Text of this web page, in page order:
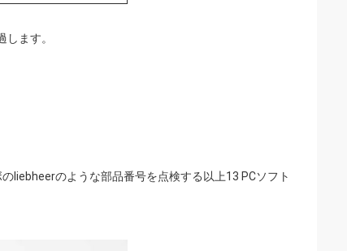
ます。
liebheerのような部品番号を点検する以上13 PCソフト